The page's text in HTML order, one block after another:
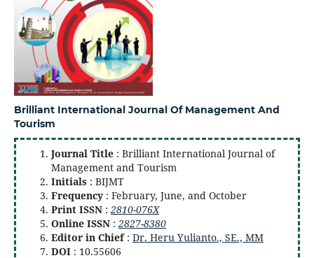
Brilliant International Journal Of Management And
Tourism
Journal Title : Brilliant International Journal of
Management and Tourism
Initials : BIJMT
Frequency : February, June, and October
Print ISSN :2810-076X
Online ISSN :2827-8380
Editor in Chief : Dr. Heru Yulianto., SE., MM
DOI : 10.55606